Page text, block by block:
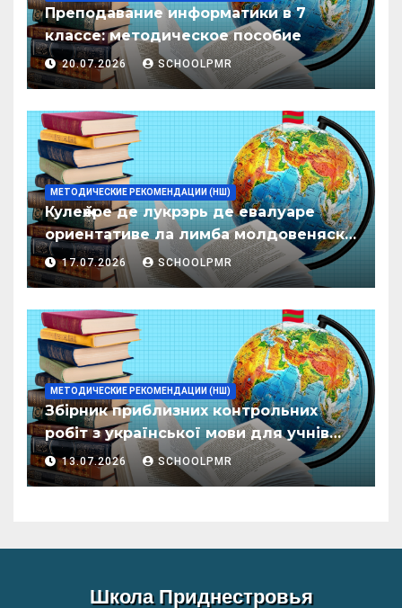
Преподавание информатики в 7
классе: методическое пособие
20.07.2026 SCHOOLPMR
МЕТОДИЧЕСКИЕ РЕКОМЕНДАЦИИ (НШ)
Кулеӂере де лукрэрь де евалуаре
ориентативе ла лимба молдовеняскэ
пентру елевий класелор примаре але
организациилор де ынвэцэмынт
17.07.2026 SCHOOLPMR
МЕТОДИЧЕСКИЕ РЕКОМЕНДАЦИИ (НШ)
Збірник приблизних контрольних
робіт з української мови для учнів
початкових класів організацій
загальної освіти
13.07.2026 SCHOOLPMR
Школа Приднестровья